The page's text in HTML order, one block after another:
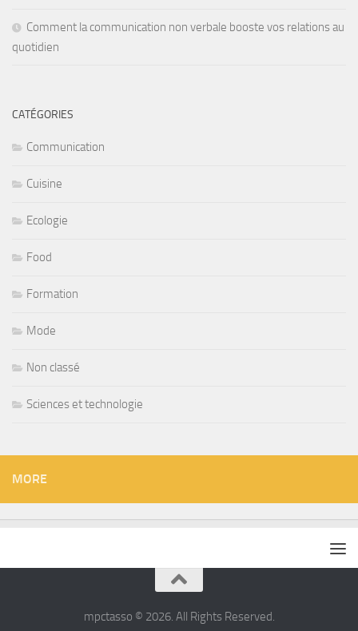
Comment la communication non verbale booste vos relations au
quotidien
CATÉGORIES
Communication
Cuisine
Ecologie
Food
Formation
Mode
Non classé
Sciences et technologie
MORE
mpctasso © 2026. All Rights Reserved.